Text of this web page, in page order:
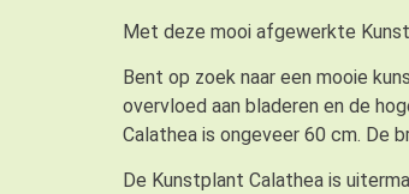
Met deze mooi afgewerkte
Bent op zoek naar een mooie
overvloed aan bladeren en de
Calathea is ongeveer 60 cm. De
De Kunstplant Calathea is